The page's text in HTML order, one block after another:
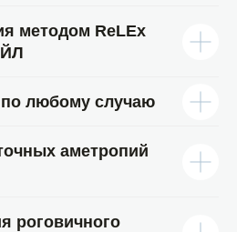
методом ReLEx
любому случаю
аметропий
роговичного